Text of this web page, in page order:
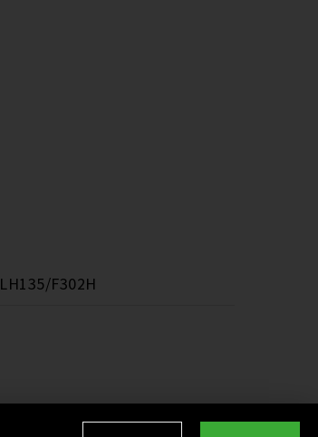
LH135/F302H